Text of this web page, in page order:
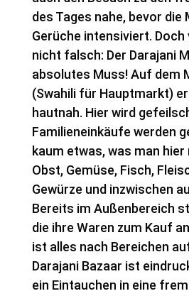
des Tages nahe, bevor
Gerüche intensiviert.
nicht falsch: Der Darajani
absolutes Muss! Auf dem
(Swahili für Hauptmarkt)
hautnah. Hier wird
Familieneinkäufe werden
kaum etwas, was man
Obst, Gemüse, Fisch,
Gewürze und inzwischen
Bereits im Außenbereich
die ihre Waren zum Kauf
ist alles nach Bereichen
Darajani Bazaar ist
ein Eintauchen in eine